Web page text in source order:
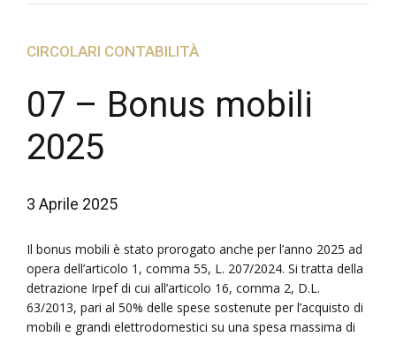
CIRCOLARI CONTABILITÀ
07 – Bonus mobili
2025
3 Aprile 2025
Il bonus mobili è stato prorogato anche per l’anno 2025 ad
opera dell’articolo 1, comma 55, L. 207/2024. Si tratta della
detrazione Irpef di cui all’articolo 16, comma 2, D.L.
63/2013, pari al 50% delle spese sostenute per l’acquisto di
mobili e grandi elettrodomestici su una spesa massima di